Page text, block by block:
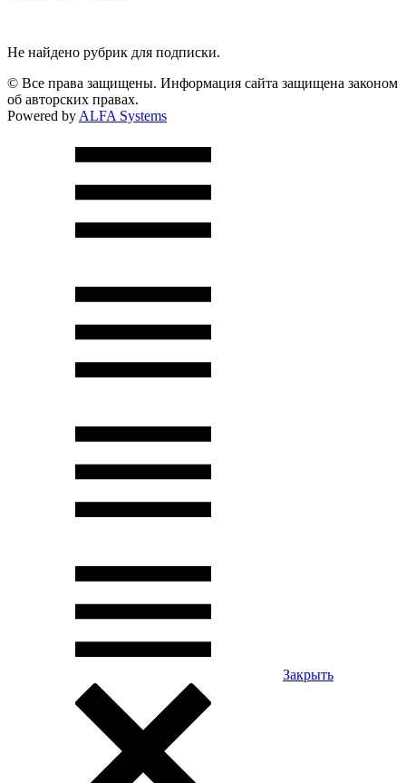
Не найдено рубрик для подписки.
© Все права защищены. Информация сайта защищена законом
об авторских правах.
Powered by ALFA Systems
Закрыть